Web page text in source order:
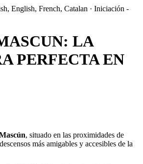
English, French, Catalan · Iniciación -
LA
PERFECTA EN
, situado en las proximidades de
más amigables y accesibles de la